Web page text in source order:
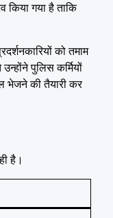
गया है ताकि
को तमाम
पुलिस कर्मियों
भेजने की तैयारी कर
है।